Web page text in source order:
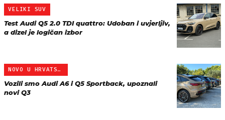
VELIKI SUV
Test Audi Q5 2.0 TDI quattro: Udoban i uvjerljiv,
a dizel je logičan izbor
NOVO U HRVATSKOJ
Vozili smo Audi A6 i Q5 Sportback, upoznali
novi Q3